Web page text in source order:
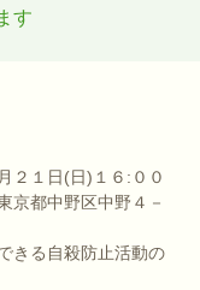
す
２１日(日)１６:００
都中野区中野４－
きる自殺防止活動の